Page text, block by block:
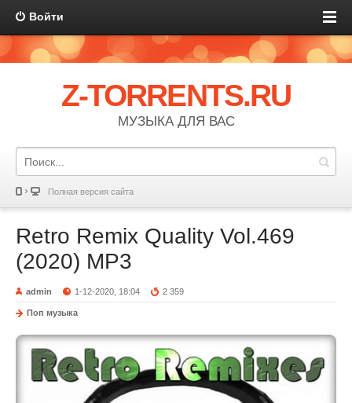
Войти
Z-TORRENTS.RU
МУЗЫКА ДЛЯ ВАС
Полная версия сайта
Retro Remix Quality Vol.469
(2020) MP3
admin 1-12-2020, 18:04 2 359
Поп музыка